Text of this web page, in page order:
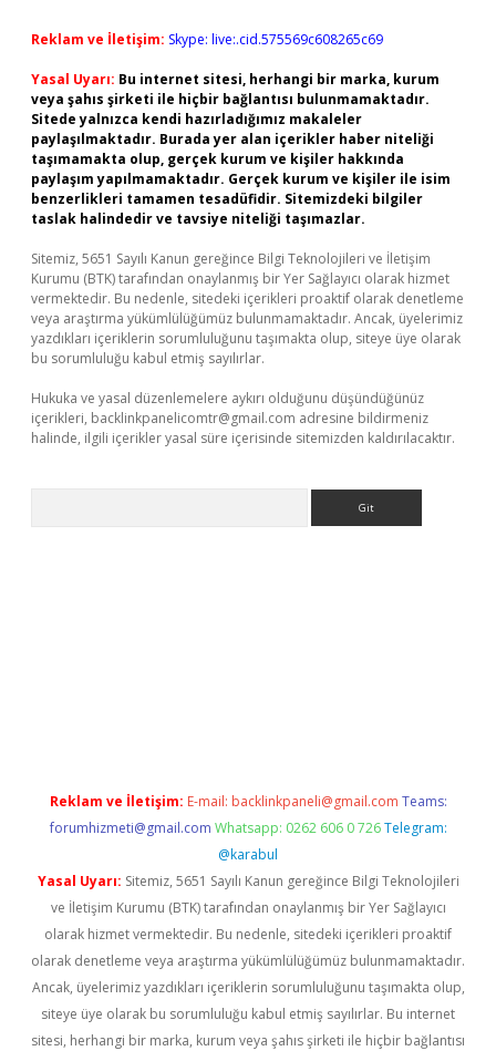
Reklam ve İletişim: Skype: live:.cid.575569c608265c69
Yasal Uyarı: Bu internet sitesi, herhangi bir marka, kurum
veya şahıs şirketi ile hiçbir bağlantısı bulunmamaktadır.
Sitede yalnızca kendi hazırladığımız makaleler
paylaşılmaktadır. Burada yer alan içerikler haber niteliği
taşımamakta olup, gerçek kurum ve kişiler hakkında
paylaşım yapılmamaktadır. Gerçek kurum ve kişiler ile isim
benzerlikleri tamamen tesadüfidir. Sitemizdeki bilgiler
taslak halindedir ve tavsiye niteliği taşımazlar.
Sitemiz, 5651 Sayılı Kanun gereğince Bilgi Teknolojileri ve İletişim
Kurumu (BTK) tarafından onaylanmış bir Yer Sağlayıcı olarak hizmet
vermektedir. Bu nedenle, sitedeki içerikleri proaktif olarak denetleme
veya araştırma yükümlülüğümüz bulunmamaktadır. Ancak, üyelerimiz
yazdıkları içeriklerin sorumluluğunu taşımakta olup, siteye üye olarak
bu sorumluluğu kabul etmiş sayılırlar.
Hukuka ve yasal düzenlemelere aykırı olduğunu düşündüğünüz
içerikleri, backlinkpanelicomtr@gmail.com adresine bildirmeniz
halinde, ilgili içerikler yasal süre içerisinde sitemizden kaldırılacaktır.
Reklam ve İletişim: E-mail: backlinkpaneli@gmail.com Teams:
forumhizmeti@gmail.com Whatsapp: 0262 606 0 726 Telegram:
@karabul
Yasal Uyarı: Sitemiz, 5651 Sayılı Kanun gereğince Bilgi Teknolojileri
ve İletişim Kurumu (BTK) tarafından onaylanmış bir Yer Sağlayıcı
olarak hizmet vermektedir. Bu nedenle, sitedeki içerikleri proaktif
olarak denetleme veya araştırma yükümlülüğümüz bulunmamaktadır.
Ancak, üyelerimiz yazdıkları içeriklerin sorumluluğunu taşımakta olup,
siteye üye olarak bu sorumluluğu kabul etmiş sayılırlar. Bu internet
sitesi, herhangi bir marka, kurum veya şahıs şirketi ile hiçbir bağlantısı